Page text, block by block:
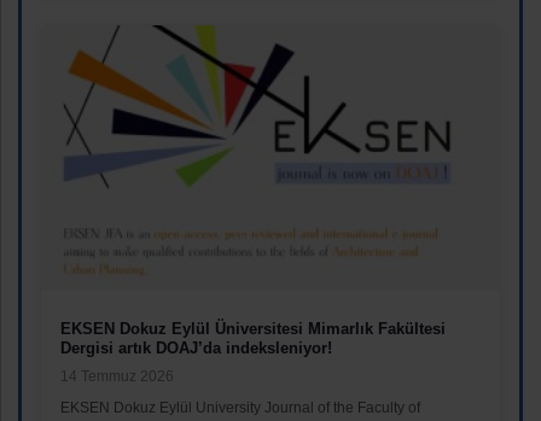
EKSEN Dokuz Eylül Üniversitesi Mimarlık Fakültesi
Dergisi artık DOAJ’da indeksleniyor!
14 Temmuz 2026
EKSEN Dokuz Eylül University Journal of the Faculty of